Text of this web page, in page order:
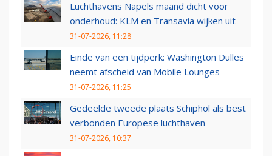
Luchthavens Napels maand dicht voor
onderhoud: KLM en Transavia wijken uit
31-07-2026, 11:28
Einde van een tijdperk: Washington Dulles
neemt afscheid van Mobile Lounges
31-07-2026, 11:25
Gedeelde tweede plaats Schiphol als best
verbonden Europese luchthaven
31-07-2026, 10:37